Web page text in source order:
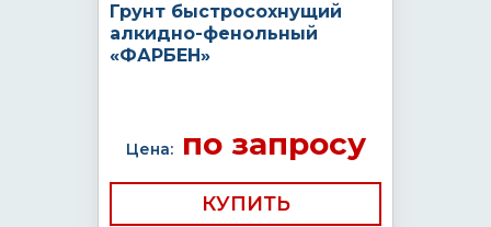
Грунт быстросохнущий
алкидно-фенольный
«ФАРБЕН»
Цена:по запросу
КУПИТЬ